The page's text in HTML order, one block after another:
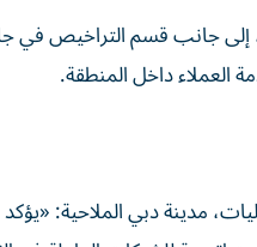
العملاء داخل المنطقة.
مدينة دبي الملاحية: